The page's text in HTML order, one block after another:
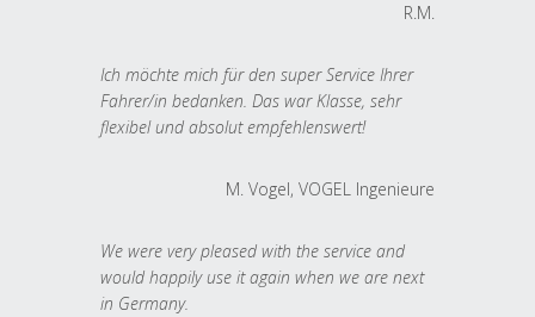
R.M.
Ich möchte mich für den super Service Ihrer
Fahrer/in bedanken. Das war Klasse, sehr
flexibel und absolut empfehlenswert!
M. Vogel, VOGEL Ingenieure
We were very pleased with the service and
would happily use it again when we are next
in Germany.